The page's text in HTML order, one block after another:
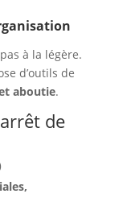
à la légère.
d’outils de
aboutie.
de